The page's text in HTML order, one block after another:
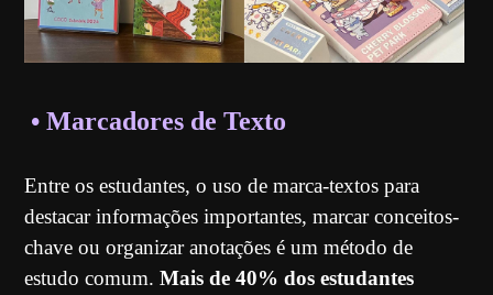
• Marcadores de Texto
Entre os estudantes, o uso de marca-textos para
destacar informações importantes, marcar conceitos-
chave ou organizar anotações é um método de
estudo comum.Mais de 40% dos estudantes